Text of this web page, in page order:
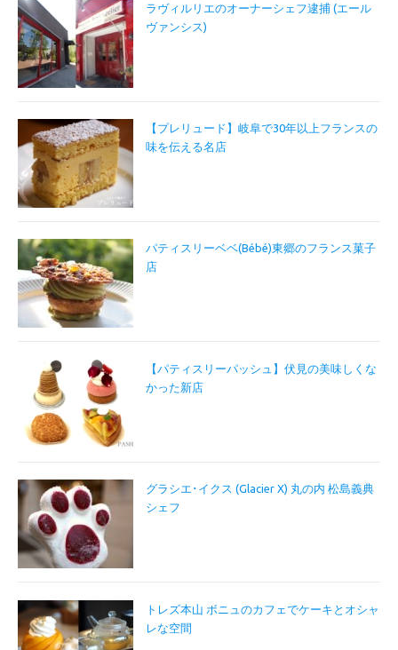
ラヴィルリエのオーナーシェフ逮捕 (エール
ヴァンシス)
【プレリュード】岐阜で30年以上フランスの
味を伝える名店
パティスリーベベ(Bébé)東郷のフランス菓子
店
【パティスリーパッシュ】伏見の美味しくな
かった新店
グラシエ･イクス (Glacier X) 丸の内 松島義典
シェフ
トレズ本山 ボニュのカフェでケーキとオシャ
レな空間